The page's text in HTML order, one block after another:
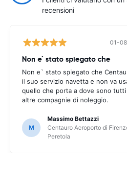
recensioni
01-
Non e` stato spiegato che
Non e` stato spiegato che
il suo servizio navetta e non va
quello che porta a dove sono tutti
altre compagnie di noleggio.
M
Massimo Bettazzi
Centauro Aeroporto di
Peretola